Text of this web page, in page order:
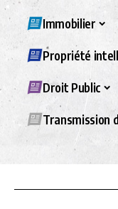
Immobilier
Propriété
Droit Public
Transmission